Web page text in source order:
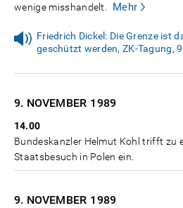
wenige misshandelt.
Mehr
Friedrich Dickel: Die Grenze ist
geschützt werden, ZK-Tagung,
9. NOVEMBER 1989
14.00
Bundeskanzler Helmut Kohl trifft zu
Staatsbesuch in Polen ein.
9. NOVEMBER 1989